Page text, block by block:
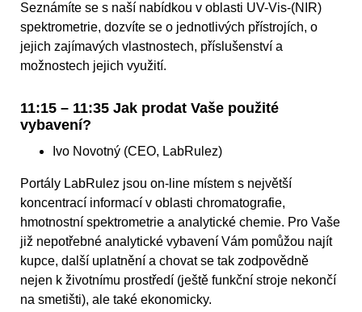
Seznámíte se s naší nabídkou v oblasti UV-Vis-(NIR)
spektrometrie, dozvíte se o jednotlivých přístrojích, o
jejich zajímavých vlastnostech, příslušenství a
možnostech jejich využití.
11:15 – 11:35 Jak prodat Vaše použité
vybavení?
Ivo Novotný (CEO, LabRulez)
Portály LabRulez jsou on-line místem s největší
koncentrací informací v oblasti chromatografie,
hmotnostní spektrometrie a analytické chemie. Pro Vaše
již nepotřebné analytické vybavení Vám pomůžou najít
kupce, další uplatnění a chovat se tak zodpovědně
nejen k životnímu prostředí (ještě funkční stroje nekončí
na smetišti), ale také ekonomicky.